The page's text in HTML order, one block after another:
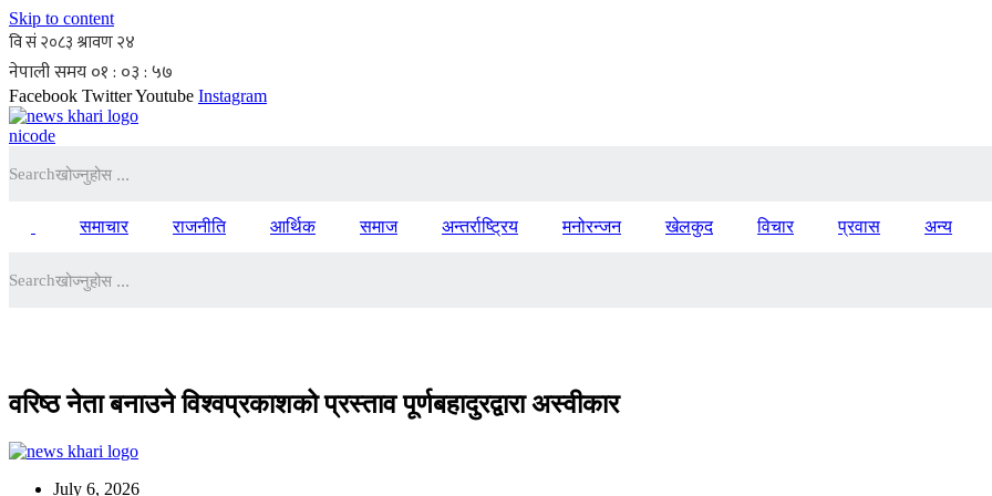
Skip to content
Facebook TwitterYoutube Instagram
nicode
Search
समाचार राजनीति आर्थिक समाज अन्तर्राष्ट्रिय मनोरन्जन खेलकुद विचार प्रवास अन्य
Search
वरिष्ठ नेता बनाउने विश्वप्रकाशको प्रस्ताव पूर्णबहादुरद्वारा अस्वीकार
July 6, 2026